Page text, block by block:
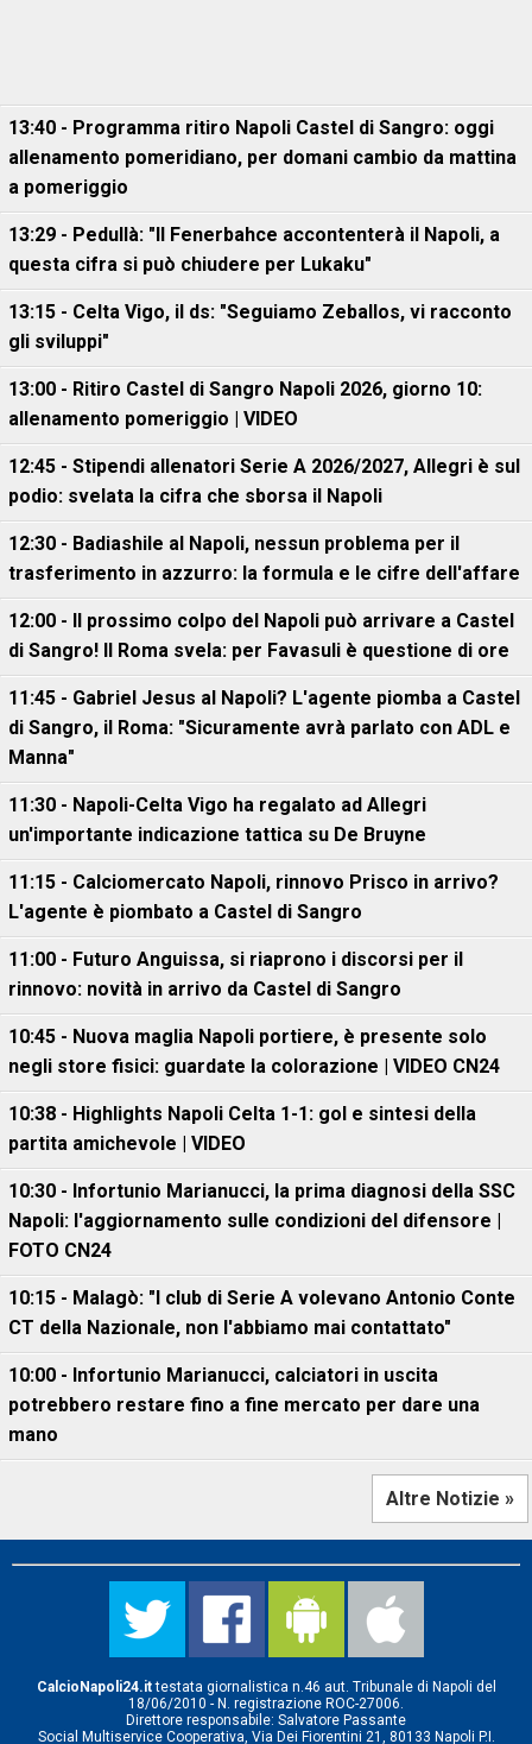
13:40 - Programma ritiro Napoli Castel di Sangro: oggi
allenamento pomeridiano, per domani cambio da mattina
a pomeriggio
13:29 - Pedullà: "Il Fenerbahce accontenterà il Napoli, a
questa cifra si può chiudere per Lukaku"
13:15 - Celta Vigo, il ds: "Seguiamo Zeballos, vi racconto
gli sviluppi"
13:00 - Ritiro Castel di Sangro Napoli 2026, giorno 10:
allenamento pomeriggio | VIDEO
12:45 - Stipendi allenatori Serie A 2026/2027, Allegri è sul
podio: svelata la cifra che sborsa il Napoli
12:30 - Badiashile al Napoli, nessun problema per il
trasferimento in azzurro: la formula e le cifre dell'affare
12:00 - Il prossimo colpo del Napoli può arrivare a Castel
di Sangro! Il Roma svela: per Favasuli è questione di ore
11:45 - Gabriel Jesus al Napoli? L'agente piomba a Castel
di Sangro, il Roma: "Sicuramente avrà parlato con ADL e
Manna"
11:30 - Napoli-Celta Vigo ha regalato ad Allegri
un'importante indicazione tattica su De Bruyne
11:15 - Calciomercato Napoli, rinnovo Prisco in arrivo?
L'agente è piombato a Castel di Sangro
11:00 - Futuro Anguissa, si riaprono i discorsi per il
rinnovo: novità in arrivo da Castel di Sangro
10:45 - Nuova maglia Napoli portiere, è presente solo
negli store fisici: guardate la colorazione | VIDEO CN24
10:38 - Highlights Napoli Celta 1-1: gol e sintesi della
partita amichevole | VIDEO
10:30 - Infortunio Marianucci, la prima diagnosi della SSC
Napoli: l'aggiornamento sulle condizioni del difensore |
FOTO CN24
10:15 - Malagò: "I club di Serie A volevano Antonio Conte
CT della Nazionale, non l'abbiamo mai contattato"
10:00 - Infortunio Marianucci, calciatori in uscita
potrebbero restare fino a fine mercato per dare una
mano
Altre Notizie »
CalcioNapoli24.ittestata giornalistica n.46 aut. Tribunale di Napoli del
18/06/2010 - N. registrazione ROC-27006.
Direttore responsabile: Salvatore Passante
Social Multiservice Cooperativa, Via Dei Fiorentini 21, 80133 Napoli P.I.